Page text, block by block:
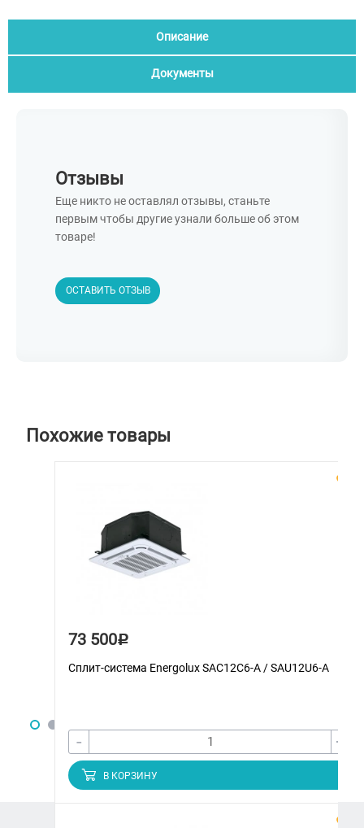
Описание
Документы
Отзывы
Еще никто не оставлял отзывы, станьте
первым чтобы другие узнали больше об этом
товаре!
ОСТАВИТЬ ОТЗЫВ
Похожие товары
73 500Р
Сплит-система Energolux SAС12С6-A / SAU12U6-A
- +
В КОРЗИНУ